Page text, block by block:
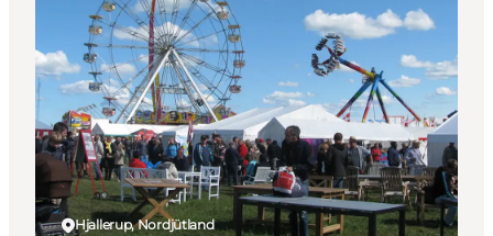
Hjallerup, Nordjütland